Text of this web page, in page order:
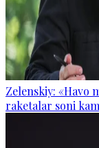
Zelenskiy: «Havo
raketalar soni